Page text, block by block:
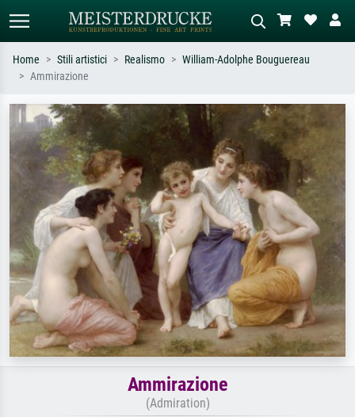
Cerca per artista, titolo o stile – es.
Monet, Notte stellata,
Impressionismo, onda di Hokusai,
nudo.
Descrivi la scena – es. prato verde,
astratto con molto rosso, dipinto a
olio scuro, nudo in piedi vicino a un
albero.
Home Stili artistici Realismo
William-Adolphe Bouguereau
Ammirazione
Ammirazione
(Admiration)